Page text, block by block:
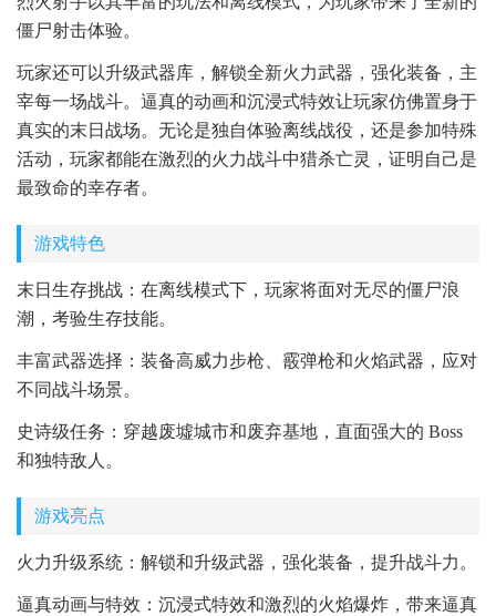
僵尸射击体验。
玩家还可以升级武器库，解锁全新火力武器，强化装备，主
宰每一场战斗。逼真的动画和沉浸式特效让玩家仿佛置身于
真实的末日战场。无论是独自体验离线战役，还是参加特殊
活动，玩家都能在激烈的火力战斗中猎杀亡灵，证明自己是
最致命的幸存者。
游戏特色
末日生存挑战：在离线模式下，玩家将面对无尽的僵尸浪
潮，考验生存技能。
丰富武器选择：装备高威力步枪、霰弹枪和火焰武器，应对
不同战斗场景。
史诗级任务：穿越废墟城市和废弃基地，直面强大的 Boss
和独特敌人。
游戏亮点
火力升级系统：解锁和升级武器，强化装备，提升战斗力。
逼真动画与特效：沉浸式特效和激烈的火焰爆炸，带来逼真